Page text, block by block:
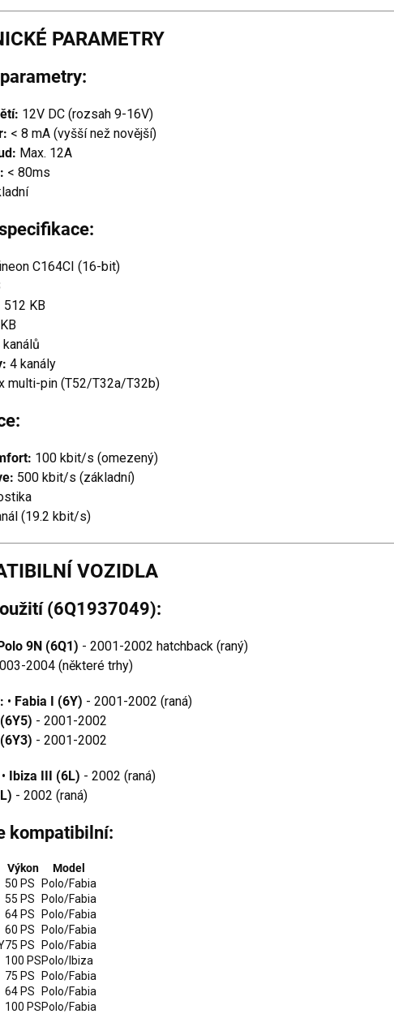
PARAMETRY
12V DC (rozsah 9-16V)
< 8 mA (vyšší než novější)
Max. 12A
< 80ms
C164CI (16-bit)
512 KB
4 kanály
multi-pin (T52/T32a/T32b)
100 kbit/s (omezený)
500 kbit/s (základní)
(19.2 kbit/s)
VOZIDLA
(6Q1937049):
9N (6Q1) - 2001-2002 hatchback (raný)
2004 (některé trhy)
• Fabia I (6Y) - 2001-2002 (raná)
- 2001-2002
- 2001-2002
• Ibiza III (6L) - 2002 (raná)
- 2002 (raná)
kompatibilní:
Výkon
Model
50 PS
Polo/Fabia
55 PS
Polo/Fabia
64 PS
Polo/Fabia
60 PS
Polo/Fabia
75 PS
Polo/Fabia
100 PSPolo/Ibiza
75 PS
Polo/Fabia
64 PS
Polo/Fabia
100 PSPolo/Fabia